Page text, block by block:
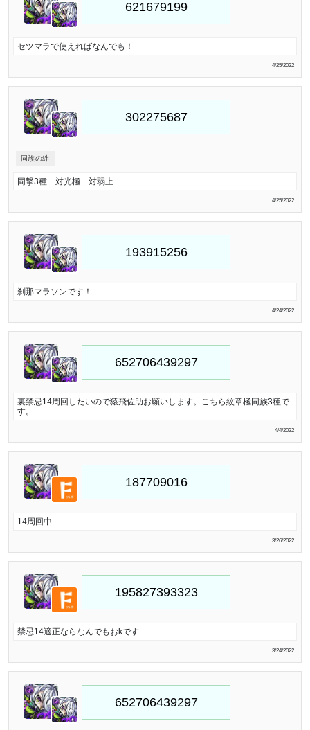
セツマラで使えればなんでも！
4/25/2022
同族の絆
同撃3種 対光極 対弱上
4/25/2022
刹那マラソンです！
4/24/2022
裏禁忌14周回したいので猿飛佐助お願いします。こちら紋章極同族3種で
す。
4/4/2022
14周回中
3/26/2022
禁忌14適正ならなんでもおkです
3/24/2022